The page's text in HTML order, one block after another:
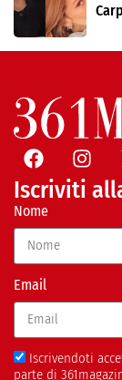
Iscriviti
Nome
Email
Iscrivendoti
parte di